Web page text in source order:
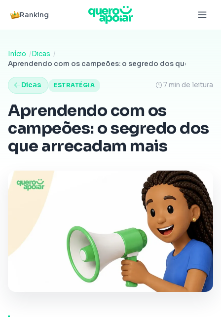
Ranking
Início
Dicas
Aprendendo com os campeões: o segredo dos que
Dicas ESTRATÉGIA 7 min de leitura
Aprendendo com os
campeões: o segredo dos
que arrecadam mais